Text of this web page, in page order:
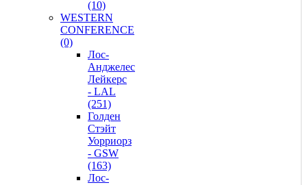
(10)
WESTERN
CONFERENCE
(0)
Лос-
Анджелес
Лейкерс
- LAL
(251)
Голден
Стэйт
Уорриорз
- GSW
(163)
Лос-